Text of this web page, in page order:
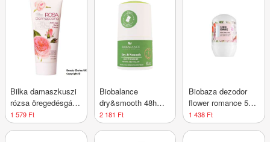
Bilka damaszkuszi
rózsa öregedésgátló
kézkrém 100 ml
1 579 Ft
Biobalance
dry&smooth 48h
golyós dezodor
szőrnövekedést
2 181 Ft
Biobaza dezodor
flower romance 50
ml
1 438 Ft